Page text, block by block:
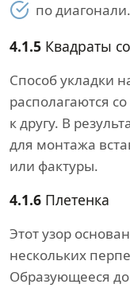
по диагонали.
4.1.5 Квадраты
Способ укладки
располагаются
к другу. В
для монтажа
или фактуры.
4.1.6 Плетенка
Этот узор
нескольких
Образующееся